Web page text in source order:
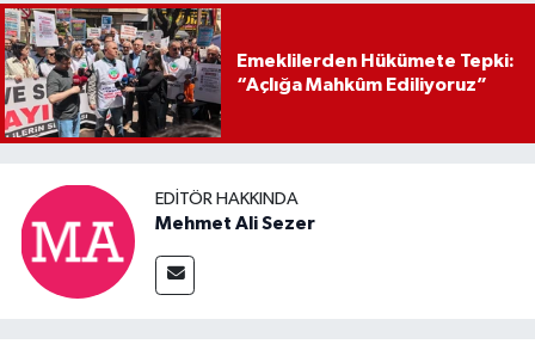
Emeklilerden Hükümete Tepki:
“Açlığa Mahkûm Ediliyoruz”
EDITÖR HAKKINDA
Mehmet Ali Sezer